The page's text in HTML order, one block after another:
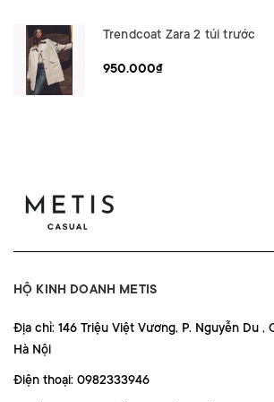
Trendcoat Zara 2 túi trước
950.000₫
HỘ KINH DOANH METIS
Địa chỉ: 146 Triệu Việt Vương, P. Nguyễn Du ,
Hà Nội
Điện thoại: 0982333946